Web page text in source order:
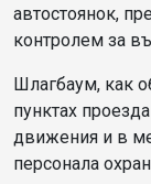
автостоянок,
контролем за
Шлагбаум, как
пунктах
движения и в
персонала